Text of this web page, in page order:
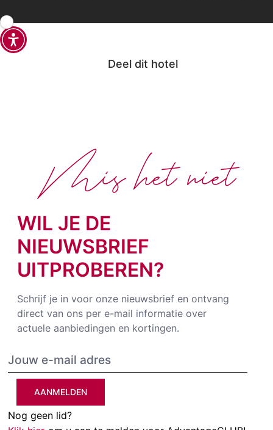
Deel dit hotel
WIL JE DE
NIEUWSBRIEF
UITPROBEREN?
Schrijf je in voor onze nieuwsbrief en ontvang
direct van ons per e-mail informatie over
actuele aanbiedingen en kortingen.
AANMELDEN
Nog geen lid?
Mis het niet